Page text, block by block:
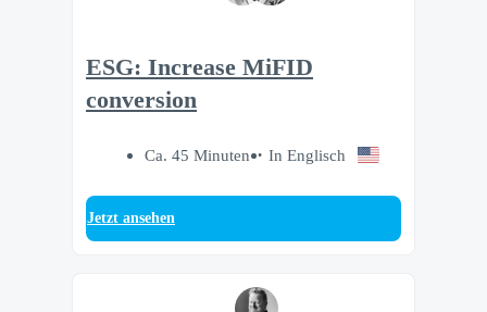
ESG: Increase MiFID
conversion
Ca. 45 Minuten In Englisch
Jetzt ansehen